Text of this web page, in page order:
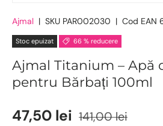
Ajmal | SKU PAR002030 | Cod EAN
Stoc epuizat 66 % reducere
Ajmal Titanium – Apă
pentru Bărbați 100ml
47,50 lei 141,00 lei